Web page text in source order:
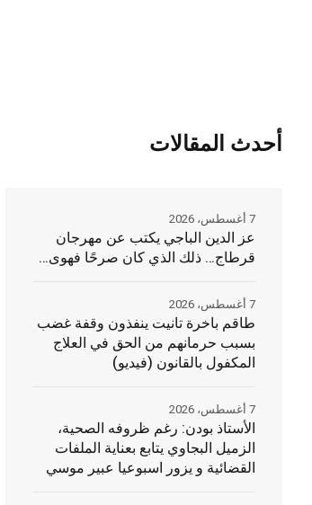
أحدث المقالات
عز الدين الباجي يكتب عن مهرجان
قرطاج… ذلك الذي كان صرحًا فهوى…
7 أغسطس، 2026
طاقم باخرة تانيت ينفذون وقفة غضب
بسبب حرمانهم من الحق في العلاج
المكفول بالقانون (فيديو)
7 أغسطس، 2026
الأستاذ بودن: رغم ظروفه الصحية،
الزميل البجاوي يتابع بعناية الملفات
القضائية و يزور اسبوعيا عبير موسي
7 أغسطس، 2026